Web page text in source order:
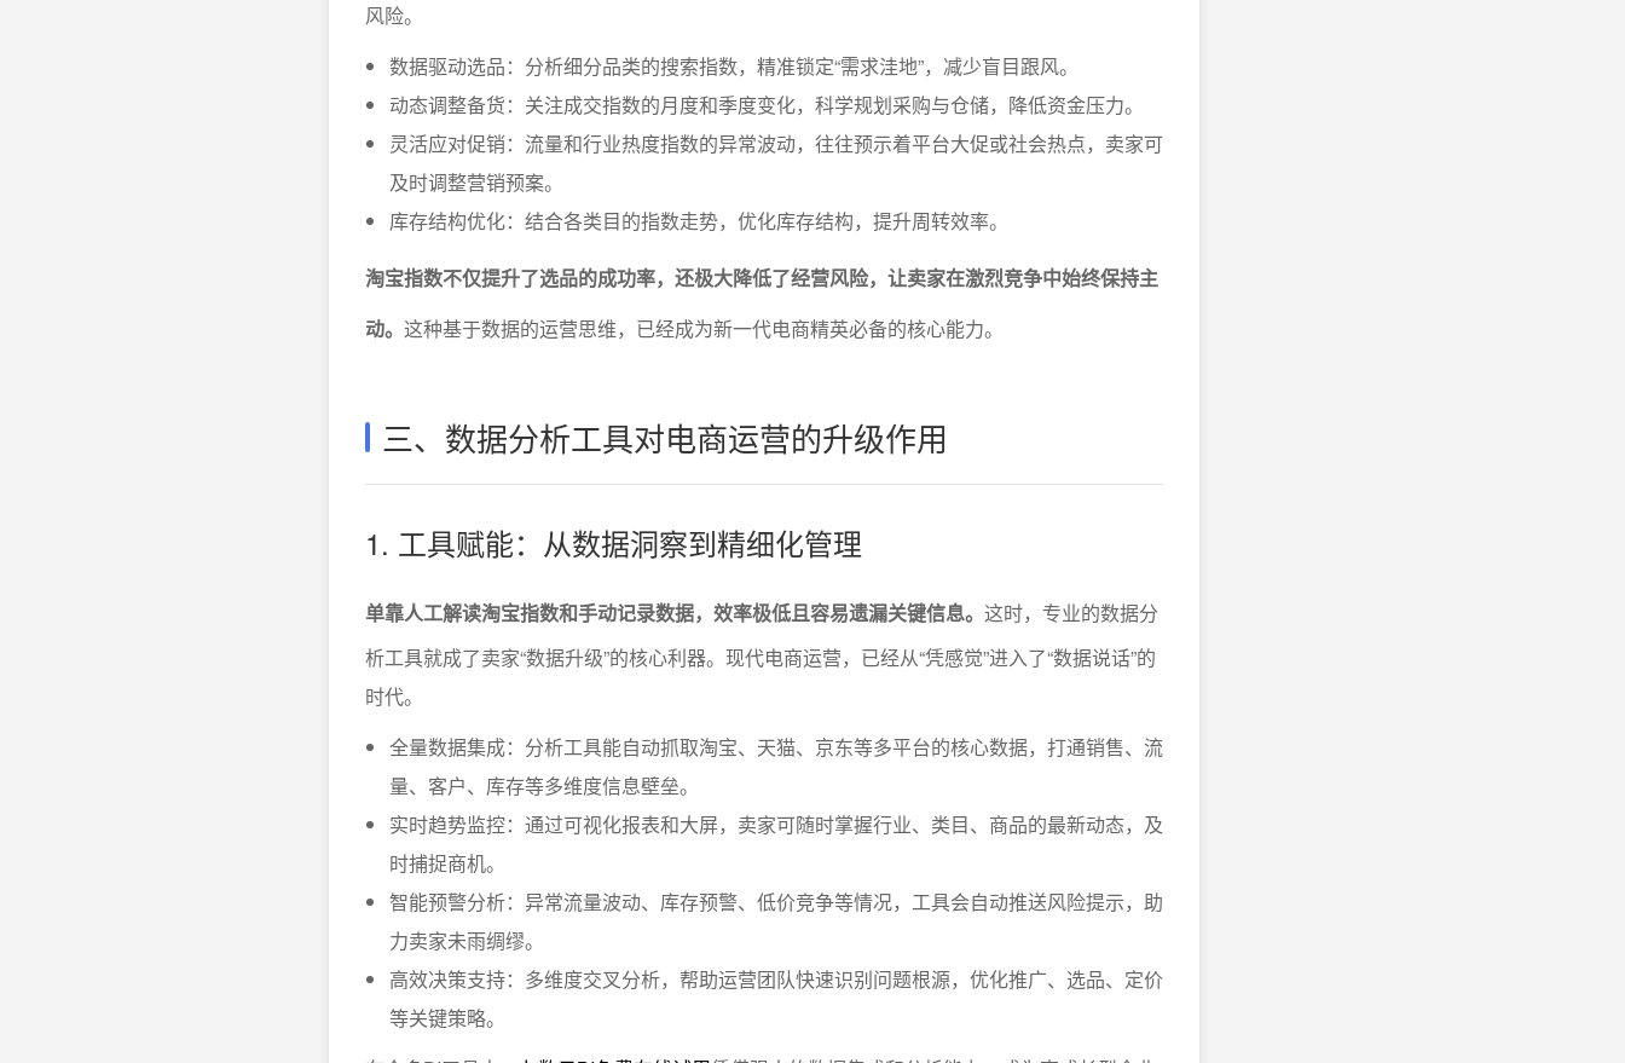
风险。
数据驱动选品：分析细分品类的搜索指数，精准锁定“需求洼地”，减少盲目跟风。
动态调整备货：关注成交指数的月度和季度变化，科学规划采购与仓储，降低资金压力。
灵活应对促销：流量和行业热度指数的异常波动，往往预示着平台大促或社会热点，卖家可
及时调整营销预案。
库存结构优化：结合各类目的指数走势，优化库存结构，提升周转效率。
淘宝指数不仅提升了选品的成功率，还极大降低了经营风险，让卖家在激烈竞争中始终保持主
动。 这种基于数据的运营思维，已经成为新一代电商精英必备的核心能力。
三、数据分析工具对电商运营的升级作用
1. 工具赋能：从数据洞察到精细化管理
单靠人工解读淘宝指数和手动记录数据，效率极低且容易遗漏关键信息。 这时，专业的数据分
析工具就成了卖家“数据升级”的核心利器。现代电商运营，已经从“凭感觉”进入了“数据说话”的
时代。
全量数据集成：分析工具能自动抓取淘宝、天猫、京东等多平台的核心数据，打通销售、流
量、客户、库存等多维度信息壁垒。
实时趋势监控：通过可视化报表和大屏，卖家可随时掌握行业、类目、商品的最新动态，及
时捕捉商机。
智能预警分析：异常流量波动、库存预警、低价竞争等情况，工具会自动推送风险提示，助
力卖家未雨绸缪。
高效决策支持：多维度交叉分析，帮助运营团队快速识别问题根源，优化推广、选品、定价
等关键策略。